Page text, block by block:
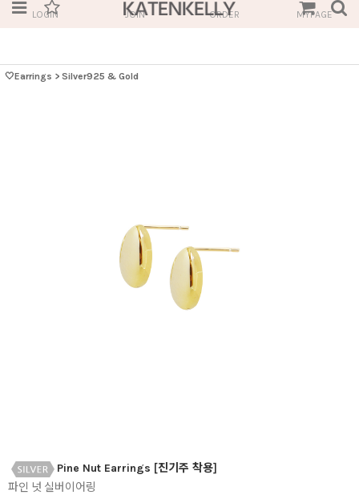
LOGIN JOIN ORDER MYPAGE
🤍Earrings > Silver925 & Gold
Pine Nut Earrings [진기주 착용]
파인 넛 실버이어링